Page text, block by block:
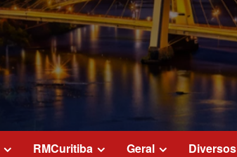
RMCuritiba Geral Diversos